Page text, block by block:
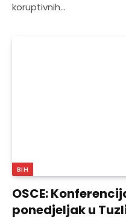
koruptivnih…
BIH
OSCE:
ponedjeljak u